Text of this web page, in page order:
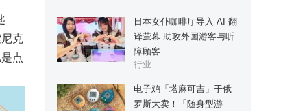
克
点
日本女仆咖啡厅导入 AI 翻
译萤幕 助攻外国游客与听
障顾客
行业
电子鸡「塔麻可吉」于俄
罗斯大卖！「随身型游